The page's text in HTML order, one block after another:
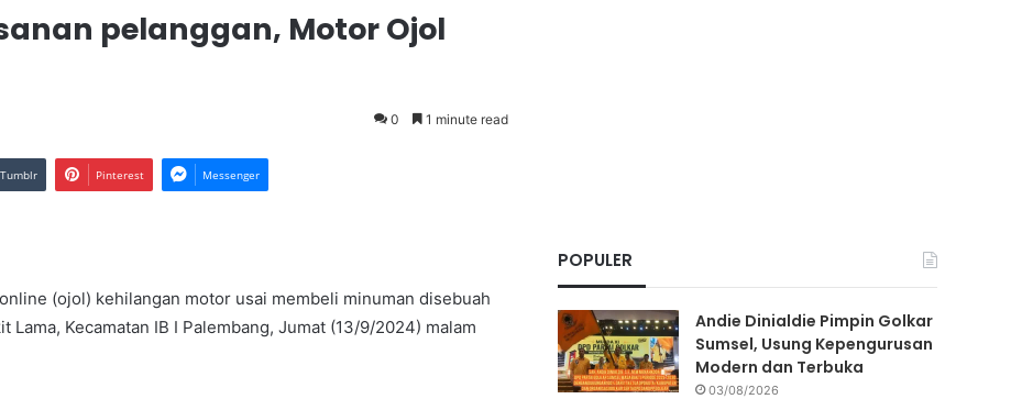
pelanggan, Motor Ojol
0 1 minute read
Tumblr Pinterest Messenger
(ojol) kehilangan motor usai membeli minuman disebuah
Kecamatan IB I Palembang, Jumat (13/9/2024) malam
POPULER
Andie Dinialdie Pimpin Golkar
Sumsel, Usung Kepengurusan
Modern dan Terbuka
03/08/2026